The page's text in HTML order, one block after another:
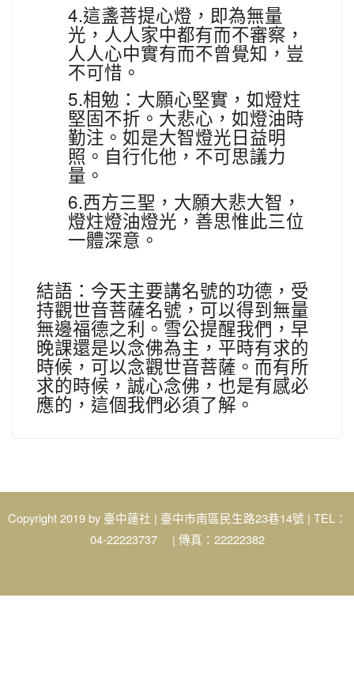
4.這盞菩提心燈，即為無量
光，人人家中都有而不審察，
人人心中實有而不曾覺知，豈
不可惜。
5.相勉：大願心堅實，如燈炷
堅固不折。大悲心，如燈油時
勤注。如是大智燈光日益明
照。自行化他，不可思議力
量。
6.西方三聖，大願大悲大智，
燈炷燈油燈光，善思惟此三位
一體深意。
結語：今天主要講名號的功德，受
持觀世音菩薩名號，可以得到無量
無邊福德之利。雪公提醒我們，早
晚課還是以念佛為主，平時有求的
時候，可以念觀世音菩薩。而有所
求的時候，誠心念佛，也是有感必
應的，這個我們必須了解。
Copyright 2019 by 臺中蓮社 | 臺中市南區民生路23巷14號 | TEL：
04-22223737 | 傳真：22222382